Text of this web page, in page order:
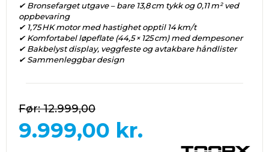
✔ Bronsefarget utgave – bare 13,8 cm tykk og 0,11 m² ved
oppbevaring
✔ 1,75 HK motor med hastighet opptil 14 km/t
✔ Komfortabel løpeflate (44,5 × 125 cm) med dempesoner
✔ Bakbelyst display, veggfeste og avtakbare håndlister
✔ Sammenleggbar design
12.999,00
9.999,00 kr.